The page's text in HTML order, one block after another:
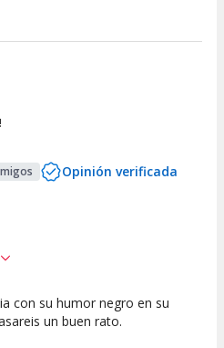
Opinión verificada
10
con su humor negro en su
un buen rato.